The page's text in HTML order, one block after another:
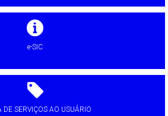
e-SIC
DE SERVIÇOS AO USUÁRIO